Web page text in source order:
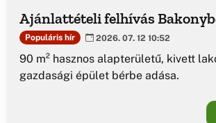
Ajánlattételi felhívás
Populáris hír 2026. 07. 12 10:52
90 m² hasznos alapterületű, kivett
gazdasági épület bérbe adása.